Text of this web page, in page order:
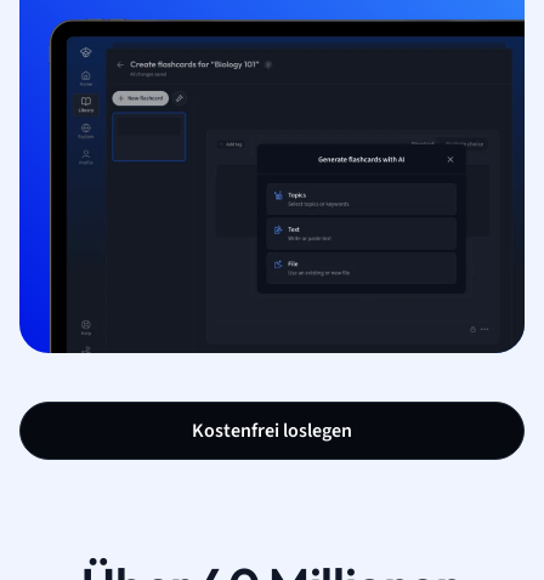
Kostenfrei loslegen